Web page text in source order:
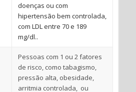
doenças ou com
hipertensão bem controlada,
com LDL entre 70 e 189
mg/dl..
Pessoas com 1 ou 2 fatores
de risco, como tabagismo,
pressão alta, obesidade,
arritmia controlada, ou